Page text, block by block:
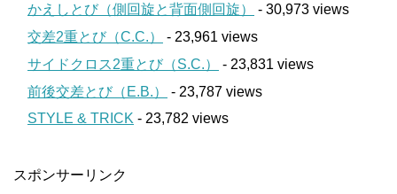
かえしとび（側回旋と背面側回旋）
- 30,973 views
交差2重とび（C.C.）
- 23,961 views
サイドクロス2重とび（S.C.）
- 23,831 views
前後交差とび（E.B.）
- 23,787 views
STYLE & TRICK - 23,782 views
スポンサーリンク